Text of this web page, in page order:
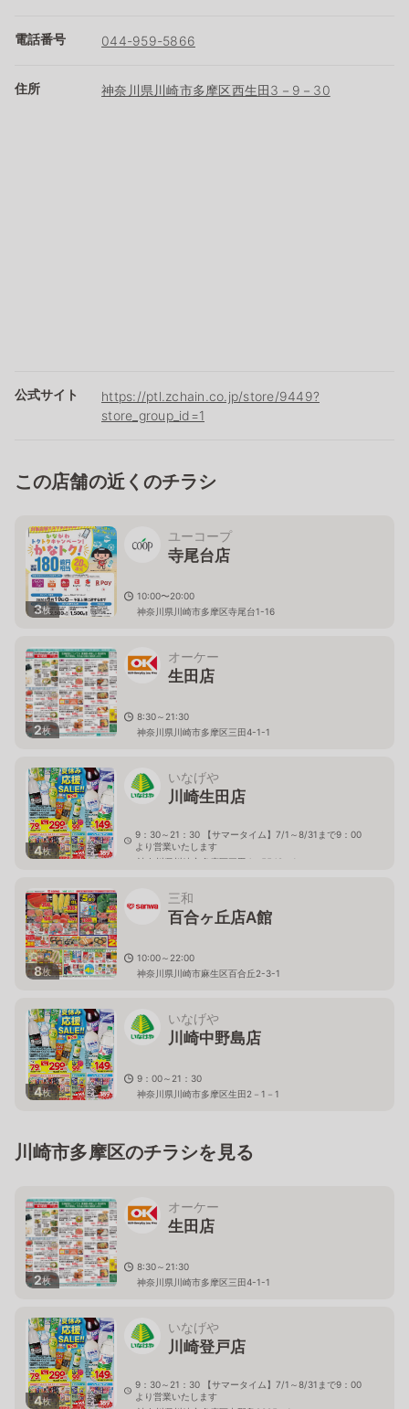
電話番号 044-959-5866
住所 神奈川県川崎市多摩区西生田3－9－30
公式サイト
https://ptl.zchain.co.jp/store/9449?
store_group_id=1
この店舗の近くのチラシ
3枚
ユーコープ
寺尾台店
10:00〜20:00
神奈川県川崎市多摩区寺尾台1-16
2枚
オーケー
生田店
8:30～21:30
神奈川県川崎市多摩区三田4-1-1
4枚
いなげや
川崎生田店
9：30～21：30 【サマータイム】7/1～8/31まで9：00
より営業いたします
神奈川県川崎市多摩区三田4－5548－1
8枚
三和
百合ヶ丘店A館
10:00～22:00
神奈川県川崎市麻生区百合丘2-3-1
4枚
いなげや
川崎中野島店
9：00～21：30
神奈川県川崎市多摩区生田2－1－1
川崎市多摩区のチラシを見る
2枚
オーケー
生田店
8:30～21:30
神奈川県川崎市多摩区三田4-1-1
4枚
いなげや
川崎登戸店
9：30～21：30 【サマータイム】7/1～8/31まで9：00
より営業いたします